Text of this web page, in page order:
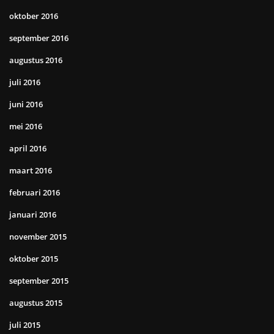
oktober 2016
september 2016
augustus 2016
juli 2016
juni 2016
mei 2016
april 2016
maart 2016
februari 2016
januari 2016
november 2015
oktober 2015
september 2015
augustus 2015
juli 2015